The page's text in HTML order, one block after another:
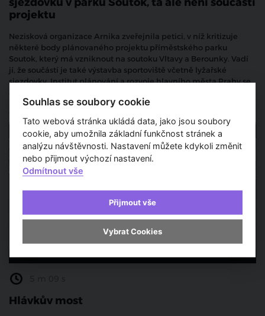
projektu
Nezisková organizace Arnika zveřejnila petici, v níž kritizuje
některé body plánovaného projektu příměstského parku
Soutok, který má vzniknout na soutoku Vltavy a Berounky. Vadí
jí, že součástí je také výstavba sportoviště včetně lyžařské
sjezdovky. Institut plánování a rozvoje hlavního města Prahy se
míru několik nepravd o současném stavu projektu.
Veřejné stavby
Hlávkův most
Souhlas se soubory cookie
Tato webová stránka ukládá data, jako jsou soubory
cookie, aby umožnila základní funkčnost stránek a
analýzu návštěvnosti. Nastavení můžete kdykoli změnit
nebo přijmout výchozí nastavení.
Odmítnout vše
Přijmout vše
Vybrat Cookies